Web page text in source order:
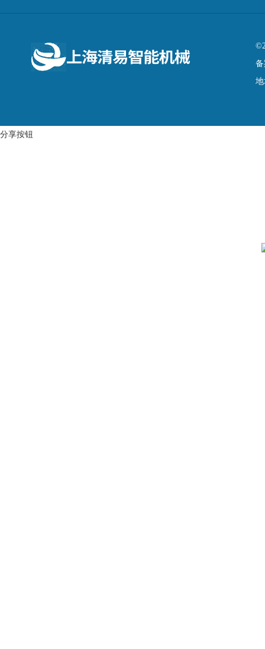
备
分享按钮